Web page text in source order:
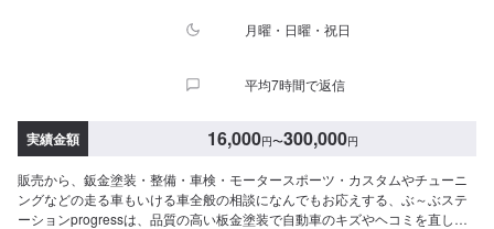
話いただければと思います。入庫の際はお気をつけてお越しください。駐車
【定休日・営業時間】定休日：日曜日、祝日営業時間：9:00~18:00
月曜・日曜・祝日
平均7時間で返信
実績金額 16,000円〜300,000円
販売から、鈑金塗装・整備・車検・モータースポーツ・カスタムやチューニ
ングなどの走る車もいける車全般の相談になんでもお応えする、ぶ～ぶステ
ーションprogressは、品質の高い板金塗装で自動車のキズやヘコミを直しま